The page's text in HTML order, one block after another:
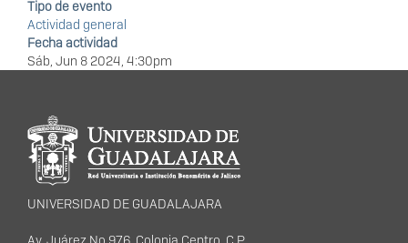
Tipo de evento
Actividad general
Fecha actividad
Sáb, Jun 8 2024, 4:30pm
Información del
portal
UNIVERSIDAD DE GUADALAJARA